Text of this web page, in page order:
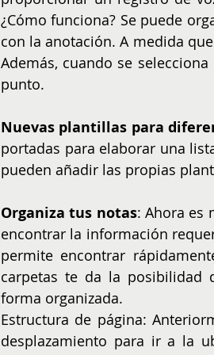
¿Cómo funciona? Se puede
con la anotación. A medida
Además, cuando se
punto.
Nuevas plantillas para
portadas para elaborar una
pueden añadir las propias
Organiza tus notas: Ahora es
encontrar la información
permite encontrar
carpetas te da la posibilidad
forma organizada.
Estructura de página:
desplazamiento para ir a la